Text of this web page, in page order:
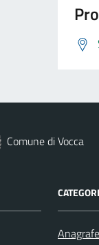
Comune di Vocca